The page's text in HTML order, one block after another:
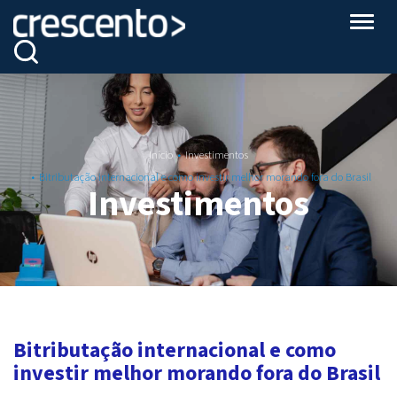
Início
Investimentos
Bitributação internacional e como investir melhor morando fora do Brasil
Investimentos
Bitributação internacional e como
investir melhor morando fora do Brasil